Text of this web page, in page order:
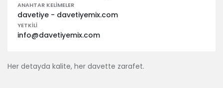
ANAHTAR KELIMELER
davetiye - davetiyemix.com
YETKILI
info@davetiyemix.com
Her detayda kalite, her davette zarafet.